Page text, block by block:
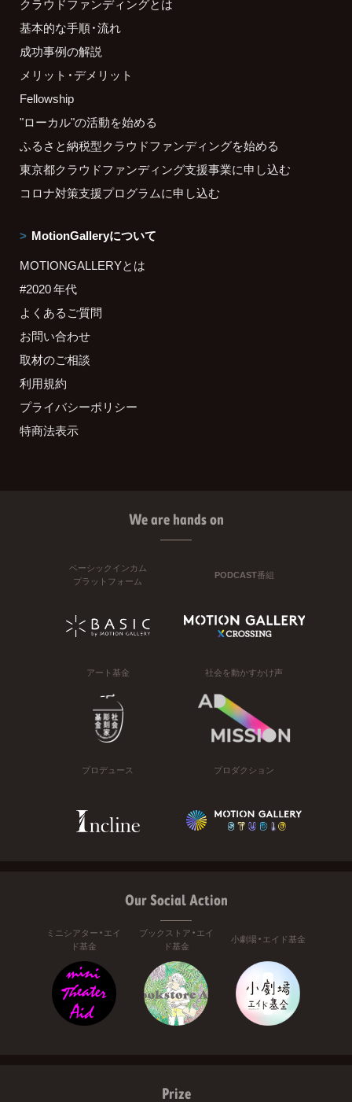
クラウドファンディングとは
基本的な手順・流れ
成功事例の解説
メリット・デメリット
Fellowship
"ローカル"の活動を始める
ふるさと納税型クラウドファンディングを始める
東京都クラウドファンディング支援事業に申し込む
コロナ対策支援プログラムに申し込む
MotionGalleryについて
MOTIONGALLERYとは
#2020 年代
よくあるご質問
お問い合わせ
取材のご相談
利用規約
プライバシーポリシー
特商法表示
We are hands on
ベーシックインカム
プラットフォーム
PODCAST番組
アート基金 社会を動かすかけ声
プロデュース プロダクション
Our Social Action
ミニシアター・エイ
ド基金
ブックストア・エイ
ド基金
小劇場・エイド基金
Prize